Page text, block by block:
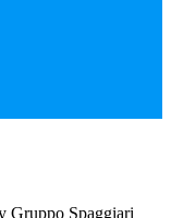
Gruppo Spaggiari